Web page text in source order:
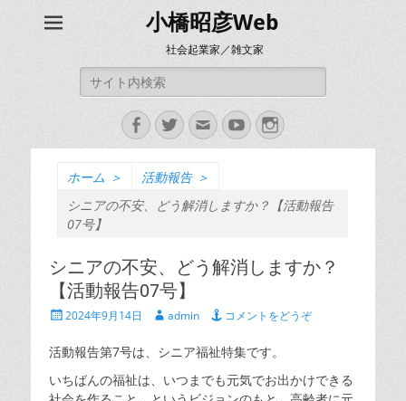
小橋昭彦Web
社会起業家／雑文家
索:
Facebook
Twitter
メ
ー
YouTubeInstagram
ホーム ＞ 活動報告 ＞
シニアの不安、どう解消しますか？【活動報告
07号】
シニアの不安、どう解消しますか？
【活動報告07号】
投
日
2024年9月14日
投 admin コメントをどうぞ
活動報告第7号は、シニア福祉特集です。
いちばんの福祉は、いつまでも元気でお出かけできる